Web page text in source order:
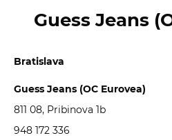
Guess Jeans
Bratislava
Guess Jeans (OC Eurovea)
811 08, Pribinova 1b
948 172 336